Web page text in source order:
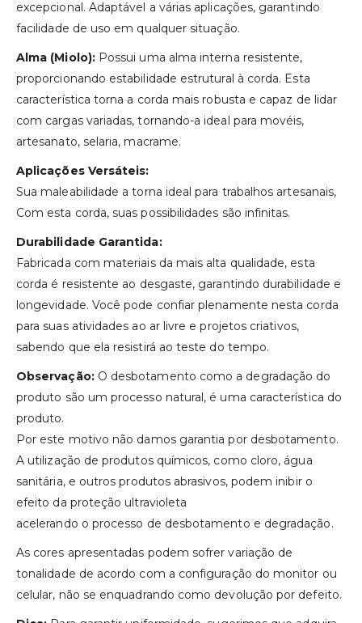
excepcional. Adaptável a várias aplicações, garantindo
facilidade de uso em qualquer situação.
Alma (Miolo):Possui uma alma interna resistente,
proporcionando estabilidade estrutural à corda. Esta
característica torna a corda mais robusta e capaz de lidar
com cargas variadas, tornando-a ideal para movéis,
artesanato, selaria, macrame.
Aplicações Versáteis:
Sua maleabilidade a torna ideal para trabalhos artesanais,
Com esta corda, suas possibilidades são infinitas.
Durabilidade Garantida:
Fabricada com materiais da mais alta qualidade, esta
corda é resistente ao desgaste, garantindo durabilidade e
longevidade. Você pode confiar plenamente nesta corda
para suas atividades ao ar livre e projetos criativos,
sabendo que ela resistirá ao teste do tempo.
Observação:O desbotamento como a degradação do
produto são um processo natural, é uma característica do
produto.
Por este motivo não damos garantia por desbotamento.
A utilização de produtos químicos, como cloro, água
sanitária, e outros produtos abrasivos, podem inibir o
efeito da proteção ultravioleta
acelerando o processo de desbotamento e degradação.
As cores apresentadas podem sofrer variação de
tonalidade de acordo com a configuração do monitor ou
celular, não se enquadrando como devolução por defeito.